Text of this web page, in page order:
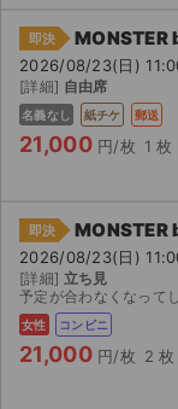
即決 MONSTER
2026/08/23(日)
[詳細] 自由席
名義なし 紙チケ 郵送
21,000 円/枚 1 枚
即決 MONSTER
2026/08/23(日)
[詳細] 立ち見
予定が合わなくなってしまったため出品いたします。 モンバ
女性 コンビニ
21,000 円/枚 2 枚